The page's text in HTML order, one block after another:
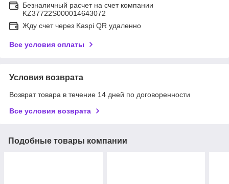
Безналичный расчет на счет компании
KZ37722S000014643072
Жду счет через Kaspi QR удаленно
Все условия оплаты
Условия возврата
Возврат товара в течение 14 дней по договоренности
Все условия возврата
Подобные товары компании